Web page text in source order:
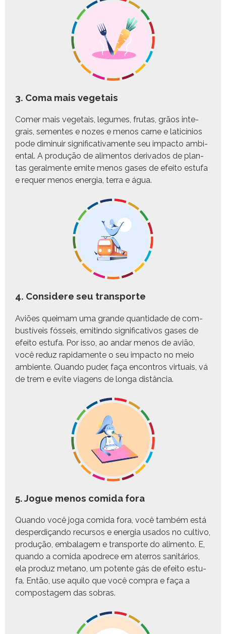
3. Coma mais vegetais
Com­er mais veg­e­tais, legumes, fru­tas, grãos inte­
grais, sementes e nozes e menos carne e lat­icínios
pode diminuir sig­ni­fica­ti­va­mente seu impacto ambi­
en­tal. A pro­dução de ali­men­tos deriva­dos de plan­
tas geral­mente emite menos gas­es de efeito est­u­fa
e requer menos ener­gia, ter­ra e água.
4. Considere seu transporte
Aviões queimam uma grande quan­ti­dade de com­
bustíveis fós­seis, emitin­do sig­ni­fica­tivos gas­es de
efeito est­u­fa. Por isso, ao andar menos de avião,
você reduz rap­i­da­mente o seu impacto no meio
ambi­ente. Quan­do pud­er, faça encon­tros vir­tu­ais, vá
de trem e evite via­gens de lon­ga distância.
5. Jogue menos comida fora
Quan­do você joga comi­da fora, você tam­bém está
des­perdiçan­do recur­sos e ener­gia usa­dos no cul­ti­vo,
pro­dução, embal­agem e trans­porte do ali­men­to. E,
quan­do a comi­da apo­drece em ater­ros san­itários,
ela pro­duz metano, um potente gás de efeito est­u­
fa. Então, use aqui­lo que você com­pra e faça a
com­postagem das sobras.